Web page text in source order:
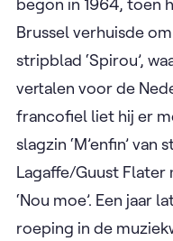
Brussel verhuisde
stripblad ‘Spirou’,
vertalen voor de
francofiel liet hij er
slagzin ‘M’enfin’
Lagaffe/Guust Flater
‘Nou moe’. Een jaar
roeping in de